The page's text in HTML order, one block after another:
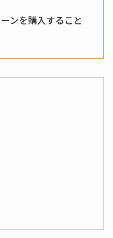
ンを購入すること